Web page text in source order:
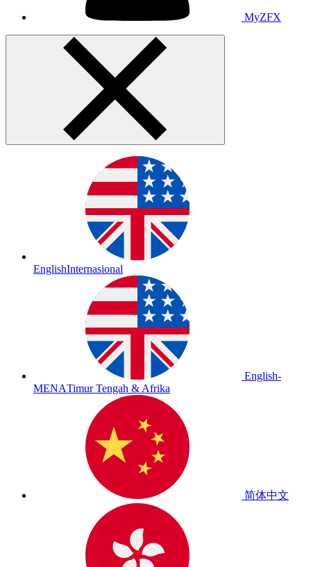
MyZFX
EnglishInternasional
English-
MENATimur Tengah & Afrika
简体中文